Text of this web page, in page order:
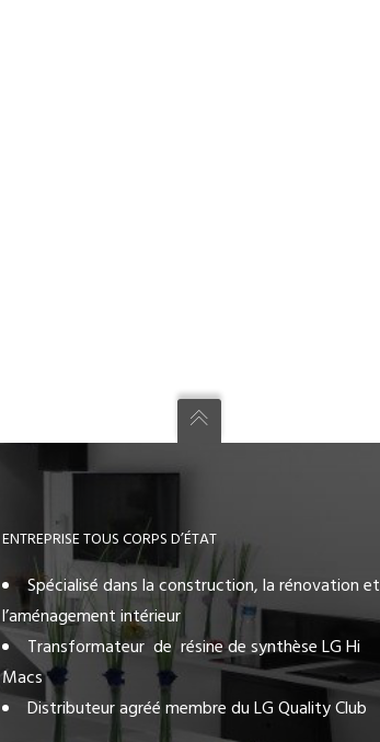
ENTREPRISE TOUS CORPS D’ÉTAT
Spécialisé dans la construction, la rénovation et
l’aménagement intérieur
Transformateur de résine de synthèse LG Hi
Macs
Distributeur agréé membre du LG Quality Club